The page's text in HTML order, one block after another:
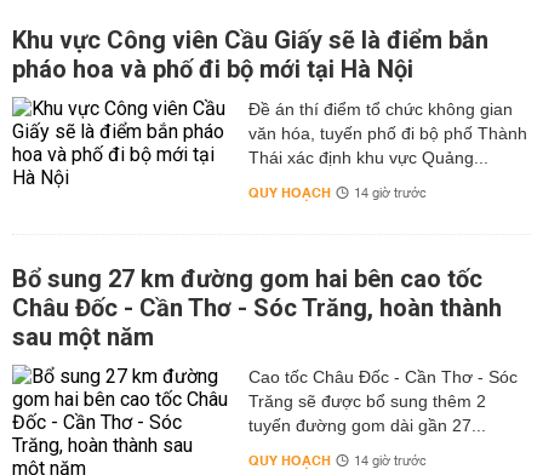
Khu vực Công viên Cầu Giấy sẽ là điểm bắn
pháo hoa và phố đi bộ mới tại Hà Nội
Đề án thí điểm tổ chức không gian
văn hóa, tuyến phố đi bộ phố Thành
Thái xác định khu vực Quảng...
QUY HOẠCH 14 giờ trước
Bổ sung 27 km đường gom hai bên cao tốc
Châu Đốc - Cần Thơ - Sóc Trăng, hoàn thành
sau một năm
Cao tốc Châu Đốc - Cần Thơ - Sóc
Trăng sẽ được bổ sung thêm 2
tuyến đường gom dài gần 27...
QUY HOẠCH 14 giờ trước